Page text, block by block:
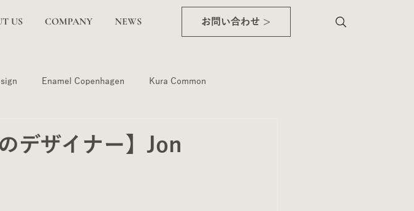
US COMPANY NEWS お問い合わせ >
Enamel Copenhagen Kura Common
デザイナー】Jon